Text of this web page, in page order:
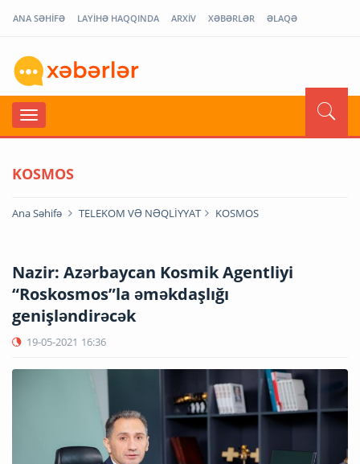
ANA SƏHİFƏ LAYİHƏ HAQQINDA ARXİV XƏBƏRLƏR ƏLAQƏ
KOSMOS
Ana Səhifə TELEKOM VƏ NƏQLİYYAT KOSMOS
Nazir: Azərbaycan Kosmik Agentliyi
“Roskosmos”la əməkdaşlığı
genişləndirəcək
19-05-2021 16:36